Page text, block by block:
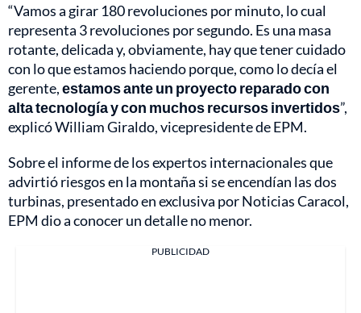
“Vamos a girar 180 revoluciones por minuto, lo cual
representa 3 revoluciones por segundo. Es una masa
rotante, delicada y, obviamente, hay que tener cuidado
con lo que estamos haciendo porque, como lo decía el
gerente,estamos ante un proyecto reparado con
alta tecnología y con muchos recursos invertidos”,
explicó William Giraldo, vicepresidente de EPM.
Sobre el informe de los expertos internacionales que
advirtió riesgos en la montaña si se encendían las dos
turbinas, presentado en exclusiva por Noticias Caracol,
EPM dio a conocer un detalle no menor.
PUBLICIDAD